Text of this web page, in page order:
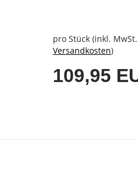
pro Stück (inkl.
Versandkosten)
109,95